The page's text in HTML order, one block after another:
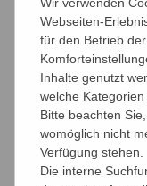
14.04.2026
markt intern
Kammerberichts
31.03.2026
Das Urteil gegen
Umfrage
30.03.2026
welt.de:
Video-Leak zurück
Webseiten-
für den Betrieb
Inhalte genutzt
welche Kategorien
Bitte beachten
womöglich nicht
Verfügung stehen.
Die interne